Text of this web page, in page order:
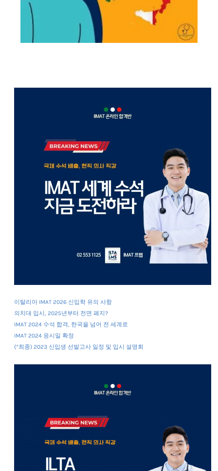
이탈리아 IMAT 2026 신입학 유의 사항
의치대 입시, 2025년부터 전면 폐지?
IMAT 2024 수석 합격, 한국을 넘어 전 세계로
IMAT 2024 응시일 확정
(*최종) 2023 신입생 선발고사 일정 및 입시 설명회